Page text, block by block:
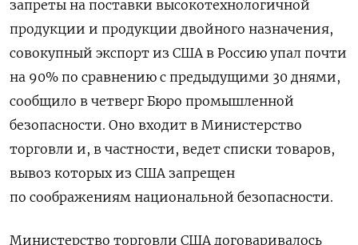
запреты на поставки высокотехнологичной
продукции и продукции двойного назначения,
совокупный экспорт из США в Россию упал почти
на 90% по сравнению с предыдущими 30 днями,
сообщило в четверг Бюро промышленной
безопасности. Оно входит в Министерство
торговли и, в частности, ведет списки товаров,
вывоз которых из США запрещен
по соображениям национальной безопасности.
Министерство торговли США договаривалось